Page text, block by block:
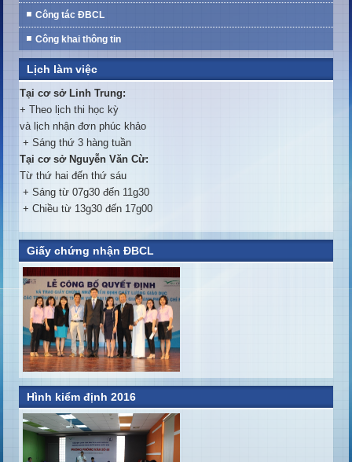
Công tác ĐBCL
Công khai thông tin
Lịch làm việc
Tại cơ sở Linh Trung:
+ Theo lịch thi học kỳ
và lịch nhận đơn phúc khảo
+ Sáng thứ 3 hàng tuần
Tại cơ sở Nguyễn Văn Cừ:
Từ thứ hai đến thứ sáu
+ Sáng từ 07g30 đến 11g30
+ Chiều từ 13g30 đến 17g00
Giấy chứng nhận ĐBCL
Hình kiểm định 2016